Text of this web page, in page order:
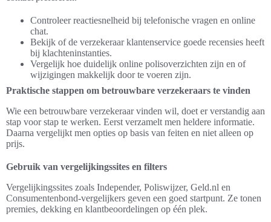
Controleer reactiesnelheid bij telefonische vragen en online
chat.
Bekijk of de verzekeraar klantenservice goede recensies heeft
bij klachteninstanties.
Vergelijk hoe duidelijk online polisoverzichten zijn en of
wijzigingen makkelijk door te voeren zijn.
Praktische stappen om betrouwbare verzekeraars te vinden
Wie een betrouwbare verzekeraar vinden wil, doet er verstandig aan
stap voor stap te werken. Eerst verzamelt men heldere informatie.
Daarna vergelijkt men opties op basis van feiten en niet alleen op
prijs.
Gebruik van vergelijkingssites en filters
Vergelijkingssites zoals Independer, Poliswijzer, Geld.nl en
Consumentenbond-vergelijkers geven een goed startpunt. Ze tonen
premies, dekking en klantbeoordelingen op één plek.